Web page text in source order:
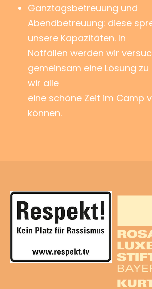
Ganztagsbetreuung und
Abendbetreuung: diese
unsere Kapazitäten. In
Notfällen werden wir
gemeinsam eine Lösung
wir alle
eine schöne Zeit im Camp
können.